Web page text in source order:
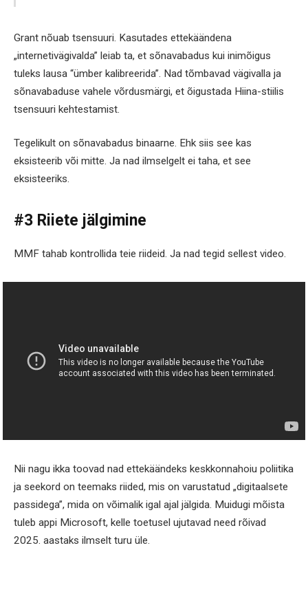
Grant nõuab tsensuuri. Kasutades ettekäändena
„internetivägivalda” leiab ta, et sõnavabadus kui inimõigus
tuleks lausa “ümber kalibreerida”. Nad tõmbavad vägivalla ja
sõnavabaduse vahele võrdusmärgi, et õigustada Hiina-stiilis
tsensuuri kehtestamist.
Tegelikult on sõnavabadus binaarne. Ehk siis see kas
eksisteerib või mitte. Ja nad ilmselgelt ei taha, et see
eksisteeriks.
#3 Riiete jälgimine
MMF tahab kontrollida teie riideid. Ja nad tegid sellest video.
Nii nagu ikka toovad nad ettekäändeks keskkonnahoiu poliitika
ja seekord on teemaks riided, mis on varustatud „digitaalsete
passidega”, mida on võimalik igal ajal jälgida. Muidugi mõista
tuleb appi Microsoft, kelle toetusel ujutavad need rõivad
2025. aastaks ilmselt turu üle.